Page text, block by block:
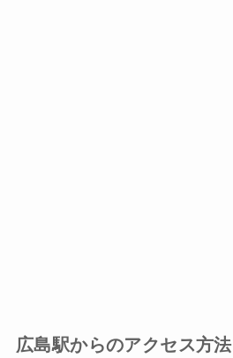
広島駅からのアクセス方法